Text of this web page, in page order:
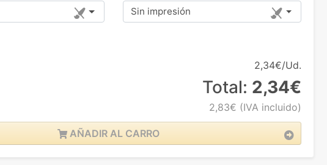
Sin impresión
2,34€/Ud.
Total: 2,34€
2,83€ (IVA incluido)
AÑADIR AL CARRO